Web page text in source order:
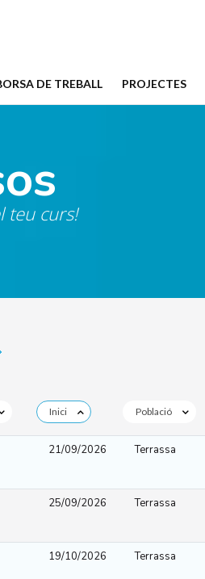
DE TREBALL PROJECTES
teu curs!
Inici Població
21/09/2026 Terrassa
25/09/2026 Terrassa
19/10/2026 Terrassa